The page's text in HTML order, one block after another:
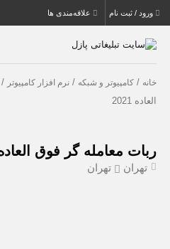
ورود / ثبت نام علاقه‌مندی ها
خانه /کامپیوتر و شبکه /نرم افزار کامپیوتر /
العاده 2021
ربات معامله گر فوق العاده
تهران تهران